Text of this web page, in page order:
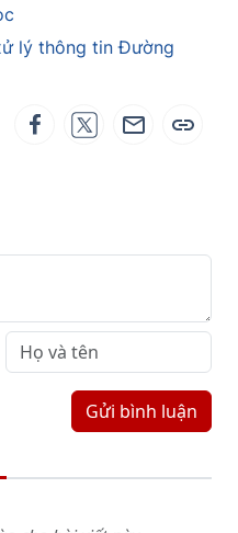
lý thông tin Đường
Gửi bình luận